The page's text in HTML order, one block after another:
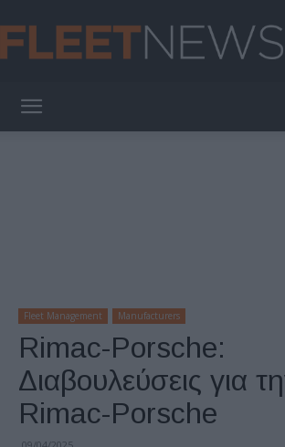
Fleet Management Manufacturers
Rimac-Porsche:
Διαβουλεύσεις για
Rimac-Porsche